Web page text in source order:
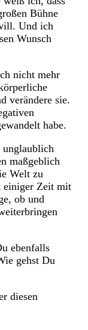
Bühne
Und ich
Wunsch
nicht mehr
verändere sie.
habe.
maßgeblich
Welt zu
einiger Zeit mit
ob und
ebenfalls
gehst Du
diesen